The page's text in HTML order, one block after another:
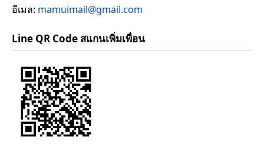
อีเมล: mamuimail@gmail.com
Line QR Code สแกนเพิ่มเพื่อน